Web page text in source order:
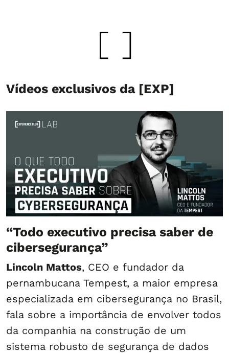
Vídeos exclusivos da [EXP]
“Todo executivo precisa saber de
cibersegurança”
Lincoln Mattos, CEO e fundador da
pernambucana Tempest, a maior empresa
especializada em cibersegurança no Brasil,
fala sobre a importância de envolver todos
da companhia na construção de um
sistema robusto de segurança de dados